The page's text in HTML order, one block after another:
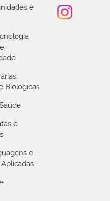
e
Biológicas
e
e